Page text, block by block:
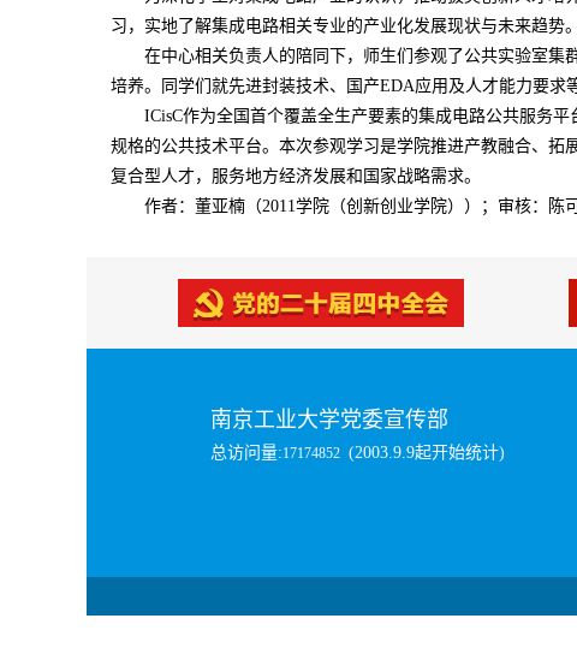
习，实地了解集成电路相关专业的产业化发展现状与未来趋势。
在中心相关负责人的陪同下，师生们参观了公共实验室
培养。同学们就先进封装技术、国产EDA应用及人才能力要求
ICisC作为全国首个覆盖全生产要素的集成电路公共服务
规格的公共技术平台。本次参观学习是学院推进产教融合、
复合型人才，服务地方经济发展和国家战略需求。
作者：董亚楠（2011学院（创新创业学院））；审核：陈
南京工业大学党委宣传部
总访问量:17174852 (2003.9.9起开始统计)